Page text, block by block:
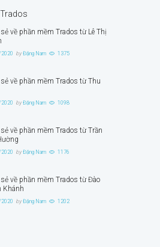
về phần mềm Trados từ Lê Thị
byĐặng Nam 1375
sẻ về phần mềm Trados từ Thu
byĐặng Nam 1098
về phần mềm Trados từ Trần
byĐặng Nam 1176
sẻ về phần mềm Trados từ Đào
Khánh
byĐặng Nam 1202